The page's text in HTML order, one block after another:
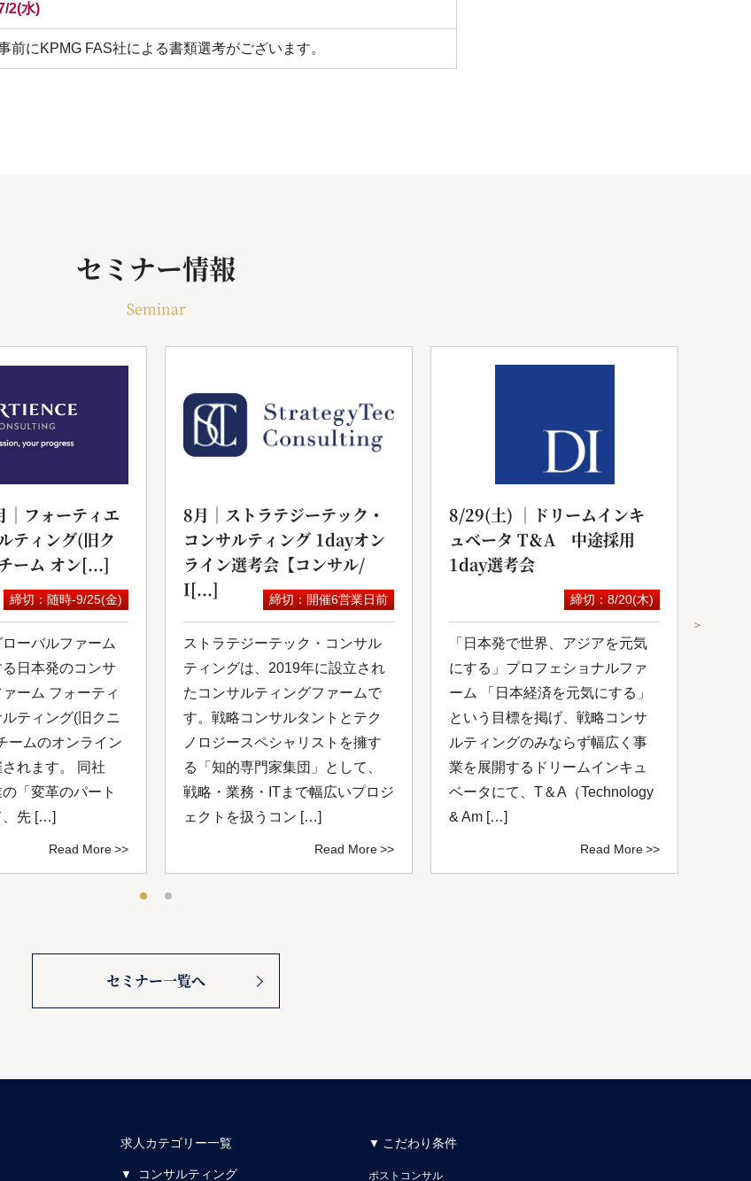
2(水)
前にKPMG FAS社による書類選考がございます。
セミナー情報
Seminar
フォーティエ
ティング(旧ク
ーム オン[...]
締切：随時-9/25(金)
ーバルファーム
日本発のコンサ
ーム フォーティ
ティング(旧クニ
ームのオンライン
れます。 同社
「変革のパート
、先 […]
Read More
8月｜ストラテジーテック・
コンサルティング 1dayオン
ライン選考会【コンサル/
I[...]
締切：開催6営業日前
ストラテジーテック・コンサル
ティングは、2019年に設立され
たコンサルティングファームで
す。戦略コンサルタントとテク
ノロジースペシャリストを擁す
る「知的専⾨家集団」として、
戦略・業務・ITまで幅広いプロジ
ェクトを扱うコン […]
Read More
8/29(土) ｜ドリームインキ
ュベータ T＆A 中途採用
1day選考会
締切：8/20(木)
「日本発で世界、アジアを元気
にする」プロフェショナルファ
ーム 「日本経済を元気にする」
という目標を掲げ、戦略コンサ
ルティングのみならず幅広く事
業を展開するドリームインキュ
ベータにて、T＆A（Technology
& Am […]
Read More
＞
セミナー一覧へ
求人カテゴリー一覧
コンサルティング
こだわり条件
ポストコンサル